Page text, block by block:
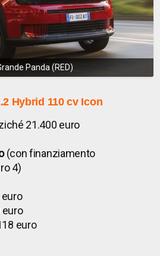
Panda (RED)
Hybrid 110 cvIcon
21.400 euro
(con finanziamento
4)
euro
euro